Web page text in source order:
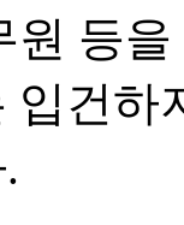
원 등
입건하